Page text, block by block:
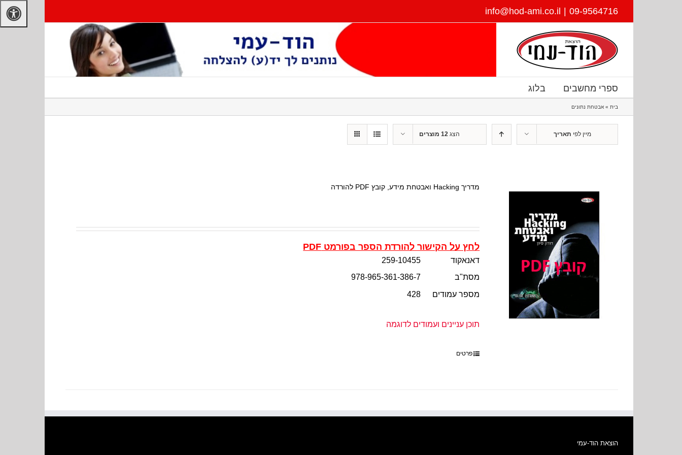
09-9564716
info@hod-ami.co.il
ספרי מחשבים בלוג
בית »אבטחת נתונים
מיין לפי תאריך הצג12 מוצרים
מדריך Hacking ואבטחת מידע, קובץ PDF להורדה
לחץ על הקישור להורדת הספר בפורמט PDF
דאנאקוד
259-10455
מסת"ב
978-965-361-386-7
מספר עמודים
428
תוכן עניינים ועמודים לדוגמה
פרטים
הוצאת הוד-עמי